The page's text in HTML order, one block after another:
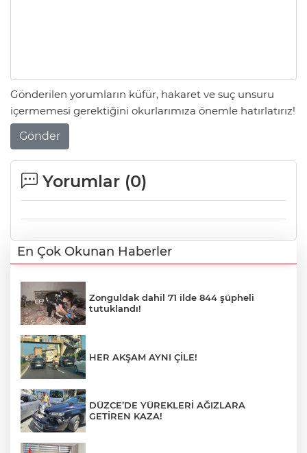
Gönderilen yorumların küfür, hakaret ve suç unsuru
içermemesi gerektiğini okurlarımıza önemle hatırlatırız!
Gönder
Yorumlar (0)
En Çok Okunan Haberler
Zonguldak dahil 71 ilde 844 şüpheli
tutuklandı!
HER AKŞAM AYNI ÇİLE!
DÜZCE’DE YÜREKLERİ AĞIZLARA
GETİREN KAZA!